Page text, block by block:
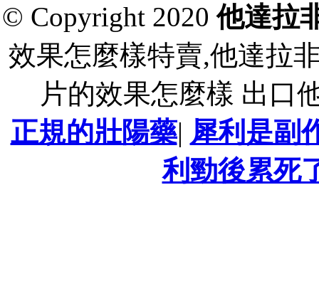
© Copyright 2020他達拉
效果怎麼樣特賣,他達拉
片的效果怎麼樣 出口
正規的壯陽藥| 犀利是副
利勁後累死